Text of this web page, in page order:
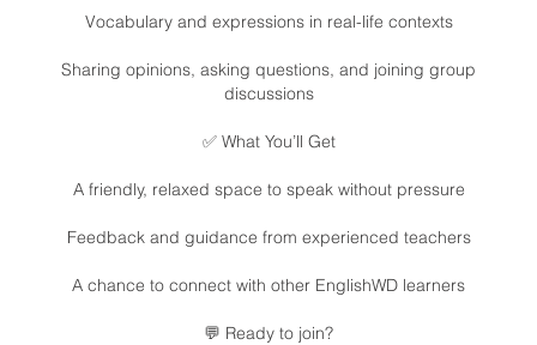
Vocabulary and expressions in real-life contexts
Sharing opinions, asking questions, and joining group
discussions
✅ What You’ll Get
A friendly, relaxed space to speak without pressure
Feedback and guidance from experienced teachers
A chance to connect with other EnglishWD learners
💬 Ready to join?